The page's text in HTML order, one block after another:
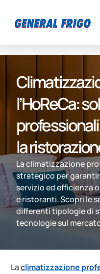
l’HoReCa:
la
La climatizzazione
strategico per
servizio ed efficienza
e ristoranti. Scopri le
differenti tipologie di
tecnologie sul
Laclimatizzazione